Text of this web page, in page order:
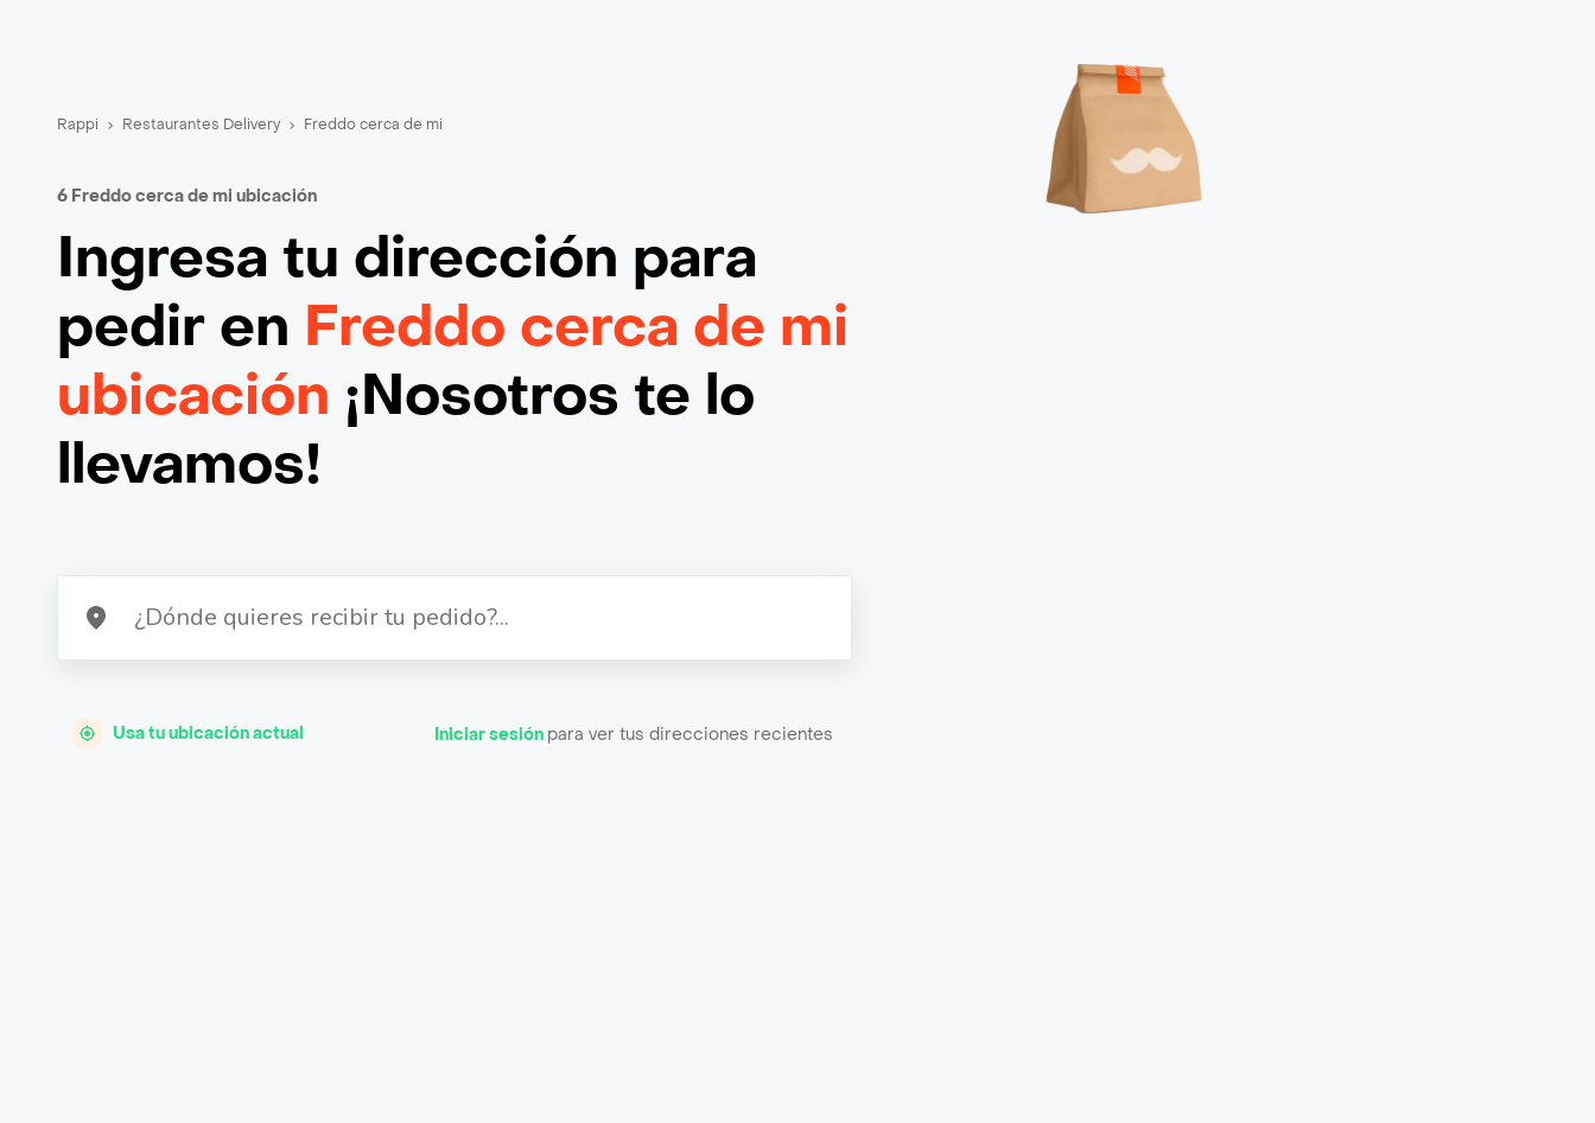
Rappi Restaurantes Delivery Freddo cerca de mi
6 Freddo cerca de mi ubicación
Ingresa tu dirección para
pedir en Freddo cerca de mi
ubicación ¡Nosotros te lo
llevamos!
Usa tu ubicación actual Iniciar sesión para ver tus direcciones recientes